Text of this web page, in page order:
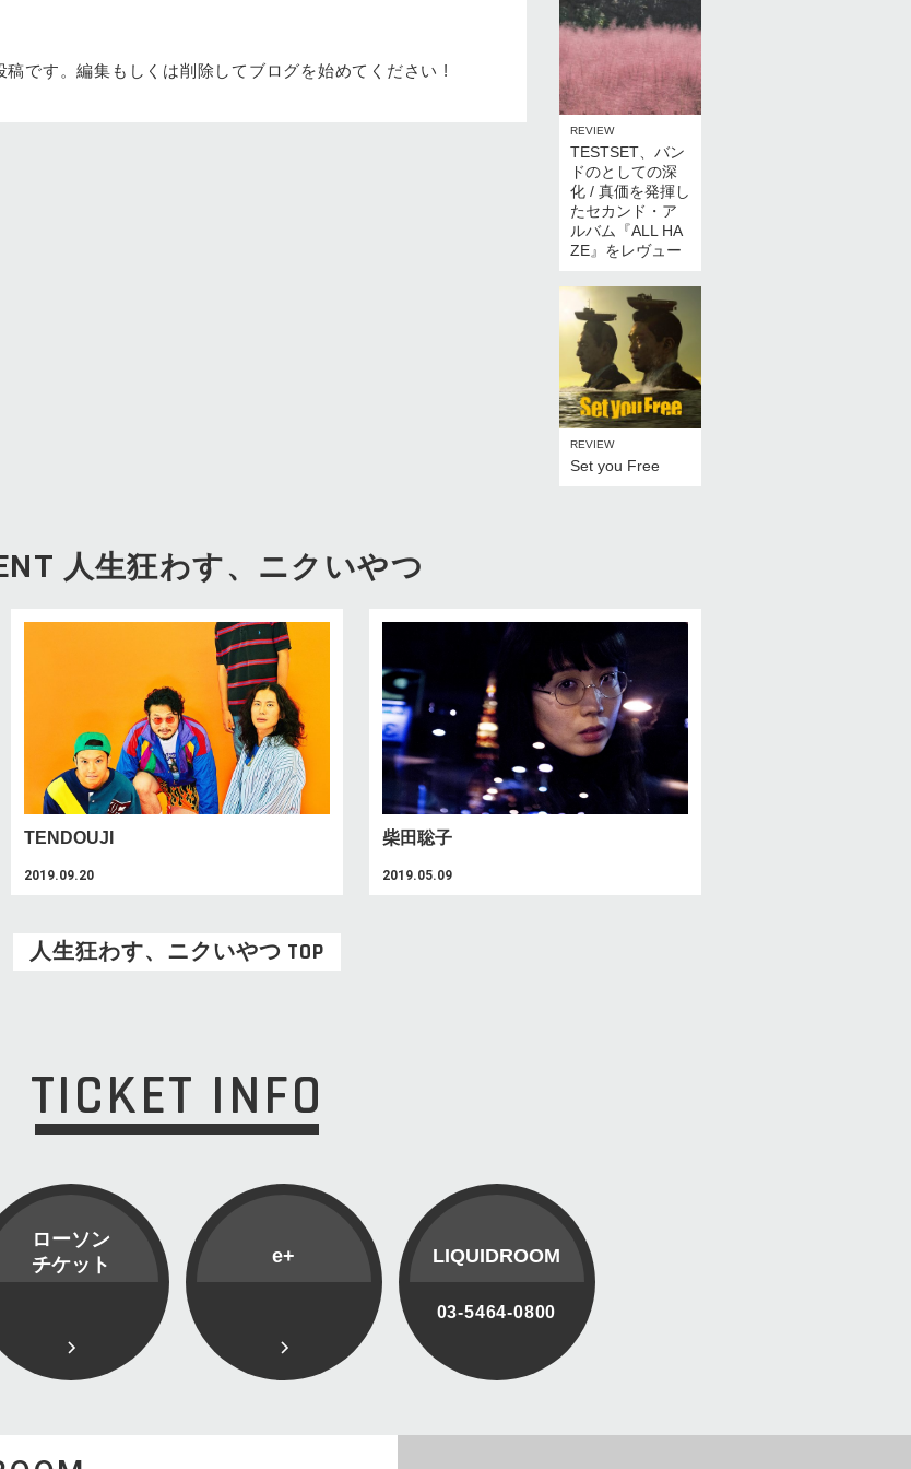
です。編集もしくは削除してブログを始めてください !
REVIEW
TESTSET、バン
ドのとしての深
化 / 真価を発揮し
たセカンド・ア
ルバム『ALL HA
ZE』をレヴュー
REVIEW
Set you Free
人生狂わす、ニクいやつ
TENDOUJI
2019.09.20
柴田聡子
2019.05.09
人生狂わす、ニクいやつ TOP
TICKET INFO
ローソン
チケット
e+ LIQUIDROOM
03-5464-0800